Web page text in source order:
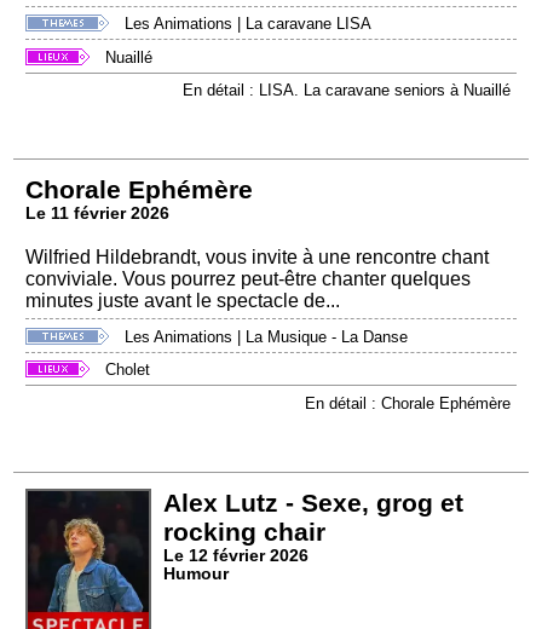
Les Animations
La caravane LISA
Nuaillé
En détail : LISA. La caravane seniors à Nuaillé
Chorale Ephémère
Le 11 février 2026
Wilfried Hildebrandt, vous invite à une rencontre chant
conviviale. Vous pourrez peut-être chanter quelques
minutes juste avant le spectacle de...
Les Animations
La Musique - La Danse
Cholet
En détail : Chorale Ephémère
Alex Lutz - Sexe, grog et
rocking chair
Le 12 février 2026
Humour